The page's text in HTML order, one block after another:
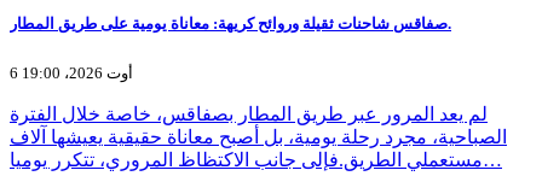
صفاقس شاحنات ثقيلة وروائح كريهة: معاناة يومية على طريق المطار.
6 أوت 2026، 19:00
لم يعد المرور عبر طريق المطار بصفاقس، خاصة خلال الفترة
الصباحية، مجرد رحلة يومية، بل أصبح معاناة حقيقية يعيشها آلاف
مستعملي الطريق.فإلى جانب الاكتظاظ المروري، تتكرر يوميا…